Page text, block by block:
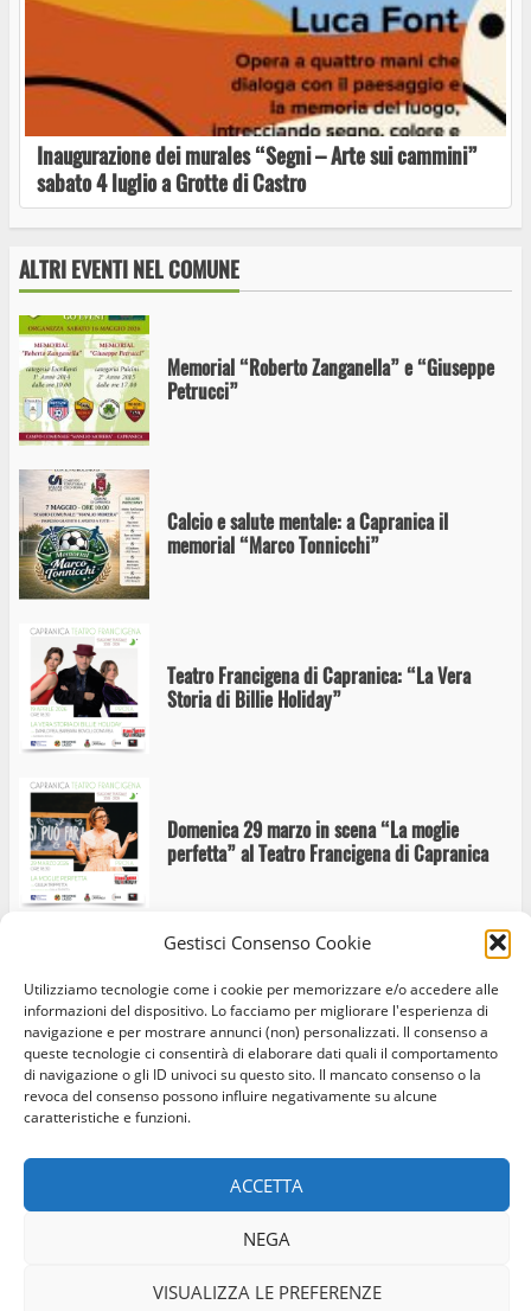
Gestisci Consenso Cookie
Utilizziamo tecnologie come i cookie per memorizzare e/o accedere alle
informazioni del dispositivo. Lo facciamo per migliorare l'esperienza di
navigazione e per mostrare annunci (non) personalizzati. Il consenso a
queste tecnologie ci consentirà di elaborare dati quali il comportamento
di navigazione o gli ID univoci su questo sito. Il mancato consenso o la
revoca del consenso possono influire negativamente su alcune
caratteristiche e funzioni.
ACCETTA
NEGA
VISUALIZZA LE PREFERENZE
Inaugurazione dei murales “Segni – Arte sui cammini”
sabato 4 luglio a Grotte di Castro
ALTRI EVENTI NEL COMUNE
Giro di Vino torna a Capranica: due serate
dedicate al vino, alla musica e alla cultura
Francigena Live Festival a Capranica: eventi
Memorial “Roberto Zanganella” e “Giuseppe
Petrucci”
Calcio e salute mentale: a Capranica il
memorial “Marco Tonnicchi”
Teatro Francigena di Capranica: “La Vera
Storia di Billie Holiday”
Domenica 29 marzo in scena “La moglie
perfetta” al Teatro Francigena di Capranica
“Ci prendesse un colpo: la svolta della vita” al
Teatro Francigena di Capranica
Questa sera al Teatro Francigena di Capranica
Facebook
Instagram
Twitter
ROC:39156 - Tutti i diritti riservati